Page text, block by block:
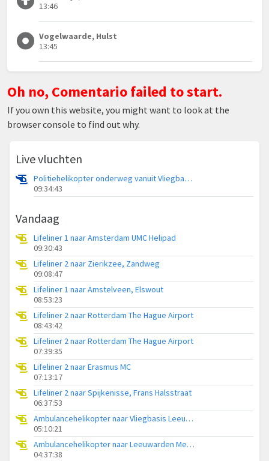
13:46
Vogelwaarde, Hulst
13:45
Oh no, Comentario failed to start.
If you own this website, you might want to look at the
browser console to find out why.
Live vluchten
Politiehelikopter onderweg vanuit Vliegbasis Volkel
09:34:43
Vandaag
Lifeliner 1 naar Amsterdam UMC Helipad
09:30:43
Lifeliner 2 naar Zierikzee, Zandweg
09:08:47
Lifeliner 1 naar Amstelveen, Elswout
08:53:23
Lifeliner 2 naar Rotterdam The Hague Airport
08:43:42
Lifeliner 2 naar Rotterdam The Hague Airport
07:39:35
Lifeliner 2 naar Erasmus MC
07:13:17
Lifeliner 2 naar Spijkenisse, Frans Halsstraat
06:37:53
Ambulancehelikopter naar Vliegbasis Leeuwarden
05:10:21
Ambulancehelikopter naar Leeuwarden Medical Center Heliport
04:37:38